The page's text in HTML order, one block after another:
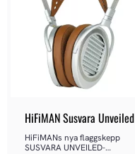
HiFiMAN Susvara Unveiled
HiFiMANs nya flaggskepp
SUSVARA UNVEILED-